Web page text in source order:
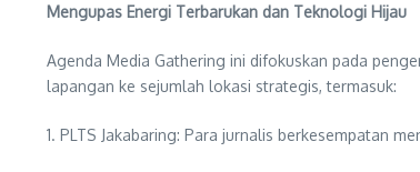
Mengupas Energi Terbarukan dan Teknologi Hijau
Agenda Media Gathering ini difokuskan pada
lapangan ke sejumlah lokasi strategis, termasuk:
1. PLTS Jakabaring: Para jurnalis berkesempatan